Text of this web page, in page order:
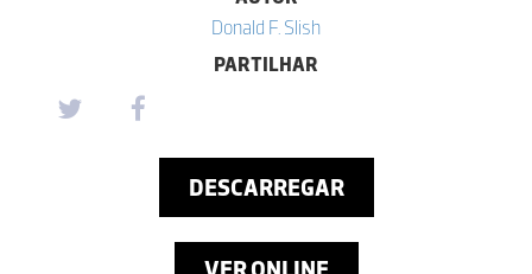
Donald F. Slish
PARTILHAR
DESCARREGAR